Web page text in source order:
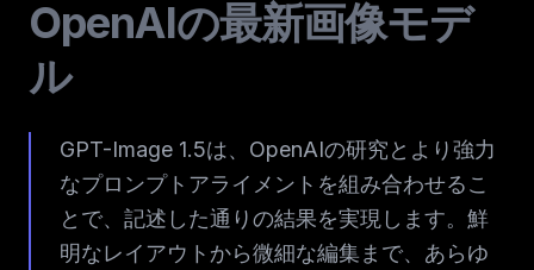
OpenAIの最新画像モデ
ル
GPT-Image 1.5は、OpenAIの研究とより強力
なプロンプトアライメントを組み合わせるこ
とで、記述した通りの結果を実現します。鮮
明なレイアウトから微細な編集まで、あらゆ